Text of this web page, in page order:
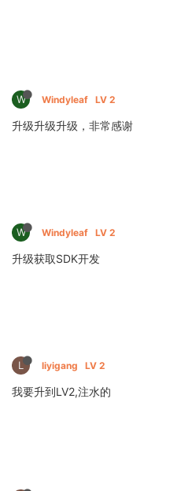
W Windyleaf LV 2
升级升级升级，非常感谢
W Windyleaf LV 2
升级获取SDK开发
L liyigang LV 2
我要升到LV2,注水的